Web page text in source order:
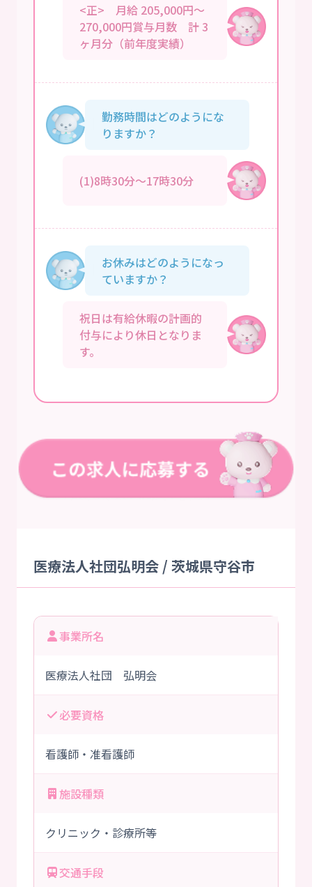
<正> 月給 205,000円～
270,000円賞与月数 計 3
ヶ月分（前年度実績）
勤務時間はどのようにな
りますか？
(1)8時30分～17時30分
お休みはどのようになっ
ていますか？
祝日は有給休暇の計画的
付与により休日となりま
す。
医療法人社団弘明会 / 茨城県守谷市
事業所名
医療法人社団 弘明会
必要資格
看護師・准看護師
施設種類
クリニック・診療所等
交通手段